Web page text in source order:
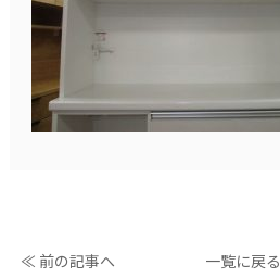
≪ 前の記事へ 一覧に戻る